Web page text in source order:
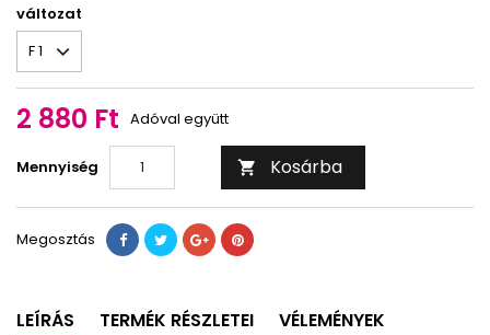
változat
2 880 Ft Adóval együtt
Mennyiség  Kosárba
Megosztás
LEÍRÁS TERMÉK RÉSZLETEI VÉLEMÉNYEK